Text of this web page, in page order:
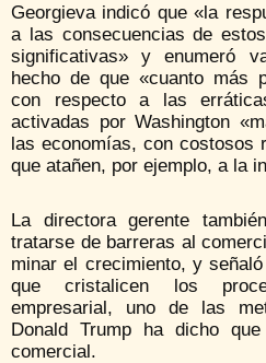
Georgieva indicó que «la
a las consecuencias de
significativas» y enumeró
hecho de que «cuanto más
con respecto a las
activadas por Washington
las economías, con costosos
que atañen, por ejemplo, a la
La directora gerente
tratarse de barreras al
minar el crecimiento, y
que cristalicen los
empresarial, uno de las
Donald Trump ha dicho
comercial.